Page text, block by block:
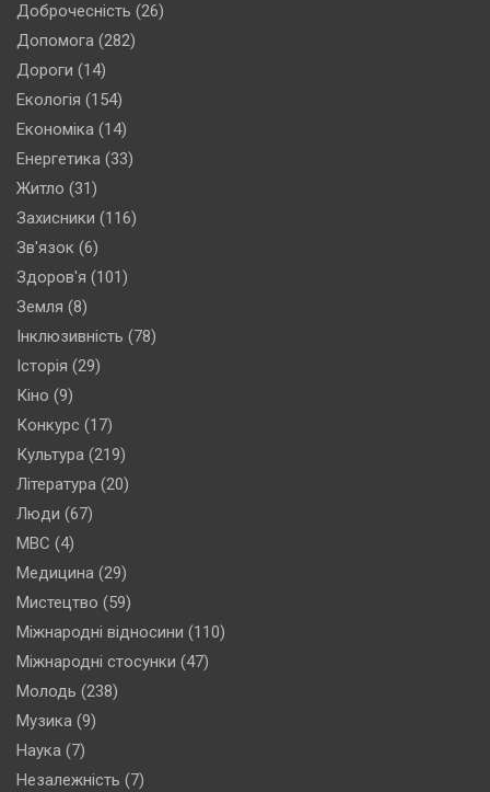
Доброчесність (26)
Допомога (282)
Дороги (14)
Екологія (154)
Економіка (14)
Енергетика (33)
Житло (31)
Захисники (116)
Зв'язок (6)
Здоров'я (101)
Земля (8)
Інклюзивність (78)
Історія (29)
Кіно (9)
Конкурс (17)
Культура (219)
Література (20)
Люди (67)
МВС (4)
Медицина (29)
Мистецтво (59)
Міжнародні відносини (110)
Міжнародні стосунки (47)
Молодь (238)
Музика (9)
Наука (7)
Незалежність (7)